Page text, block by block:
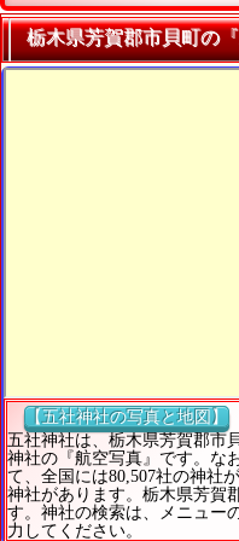
栃木県芳賀郡市貝町の
【五社神社の写真と地図】
五社神社は、栃木県芳賀郡市
神社の『航空写真』です。な
て、全国には80,507社の神社
神社があります。栃木県芳賀
す。神社の検索は、メニュー
力してください。